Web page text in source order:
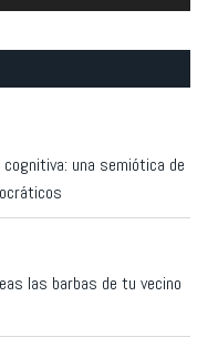
una semiótica de
las barbas de tu vecino